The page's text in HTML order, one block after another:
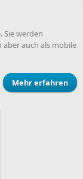
Sie werden
auch als mobile
Mehr erfahren